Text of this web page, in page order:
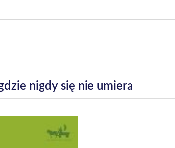
nigdy się nie umiera